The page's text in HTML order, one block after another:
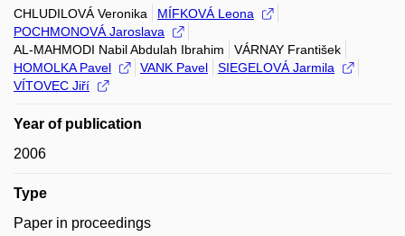
CHLUDILOVÁ Veronika
MÍFKOVÁ Leona
POCHMONOVÁ Jaroslava
AL-MAHMODI Nabil Abdulah Ibrahim
VÁRNAY František
HOMOLKA Pavel
VANK Pavel
SIEGELOVÁ Jarmila
VÍTOVEC Jiří
Year of publication
2006
Type
Paper in proceedings